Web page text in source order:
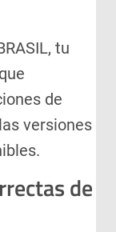
tu
de
versiones
de